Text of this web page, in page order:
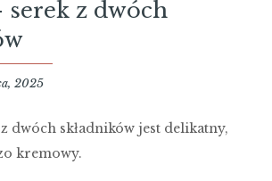
serek z dwóch
2025
dwóch składników jest delikatny,
kremowy.